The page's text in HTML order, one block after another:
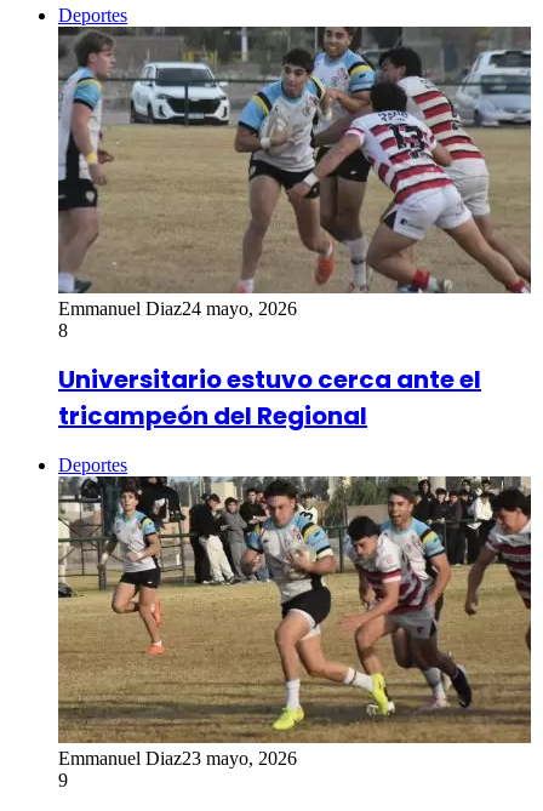
Deportes
Emmanuel Diaz24 mayo, 2026
8
Universitario estuvo cerca ante el
tricampeón del Regional
Deportes
Emmanuel Diaz23 mayo, 2026
9